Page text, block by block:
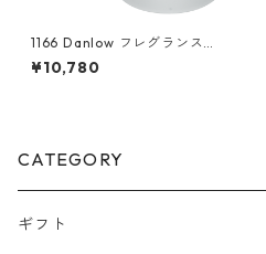
1166 Danlow フレグランスウ
ッドキャンドル -THE DAN(ザ
ダン)-
¥10,780
CATEGORY
ギフト